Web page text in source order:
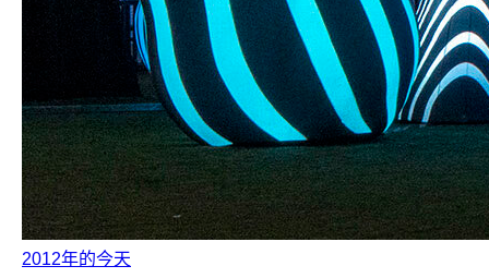
2012年的今天